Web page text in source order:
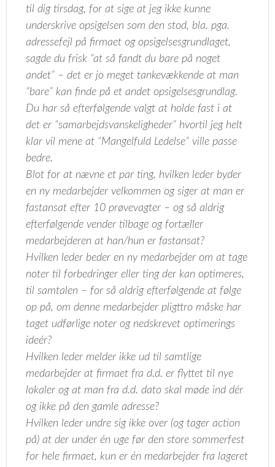
til dig tirsdag, for at sige at jeg ikke kunne
underskrive opsigelsen som den stod, bla. pga.
adressefejl på firmaet og opsigelsesgrundlaget,
sagde du frisk “at så fandt du bare på noget
andet” – det er jo meget tankevækkende at man
“bare” kan finde på et andet opsigelsesgrundlag.
Du har så efterfølgende valgt at holde fast i at
det er “samarbejdsvanskeligheder” hvortil jeg helt
klar vil mene at “Mangelfuld Ledelse” ville passe
bedre.
Blot for at nævne et par ting, hvilken leder byder
en ny medarbejder velkommen og siger at man er
fastansat efter 10 prøvevagter – og så aldrig
efterfølgende vender tilbage og fortæller
medarbejderen at han/hun er fastansat?
Hvilken leder beder en ny medarbejder om at tage
noter til forbedringer eller ting der kan optimeres,
til samtalen – for så aldrig efterfølgende at følge
op på, om denne medarbejder pligttro måske har
taget udførlige noter og nedskrevet optimerings
ideér?
Hvilken leder melder ikke ud til samtlige
medarbejder at firmaet fra d.d. er flyttet til nye
lokaler og at man fra d.d. dato skal møde ind dér
og ikke på den gamle adresse?
Hvilken leder undre sig ikke over (og tager action
på) at der under én uge før den store sommerfest
for hele firmaet, kun er én medarbejder fra lageret